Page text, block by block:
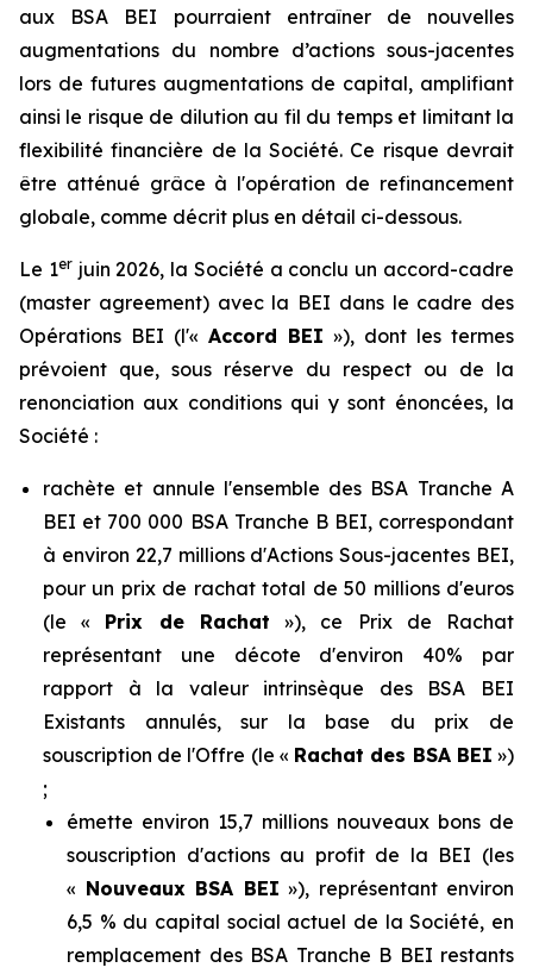
aux BSA BEI pourraient entraîner de nouvelles
augmentations du nombre d’actions sous-jacentes
lors de futures augmentations de capital, amplifiant
ainsi le risque de dilution au fil du temps et limitant la
flexibilité financière de la Société. Ce risque devrait
être atténué grâce à l'opération de refinancement
globale, comme décrit plus en détail ci-dessous.
Le 1erjuin 2026, la Société a conclu un accord-cadre
(master agreement) avec la BEI dans le cadre des
Opérations BEI (l'« Accord BEI »), dont les termes
prévoient que, sous réserve du respect ou de la
renonciation aux conditions qui y sont énoncées, la
Société :
rachète et annule l'ensemble des BSA Tranche A
BEI et 700 000 BSA Tranche B BEI, correspondant
à environ 22,7 millions d'Actions Sous-jacentes BEI,
pour un prix de rachat total de 50 millions d'euros
(le « Prix de Rachat »), ce Prix de Rachat
représentant une décote d'environ 40% par
rapport à la valeur intrinsèque des BSA BEI
Existants annulés, sur la base du prix de
souscription de l'Offre (le « Rachat des BSA BEI »)
;
émette environ 15,7 millions nouveaux bons de
souscription d'actions au profit de la BEI (les
« Nouveaux BSA BEI »), représentant environ
6,5 % du capital social actuel de la Société, en
remplacement des BSA Tranche B BEI restants